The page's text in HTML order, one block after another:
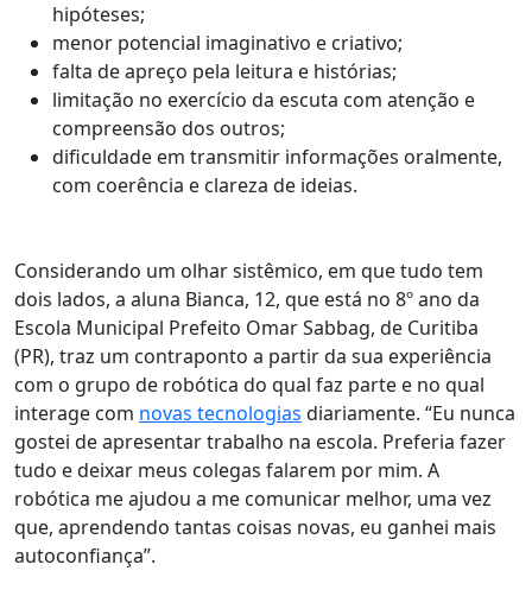
hipóteses;
menor potencial imaginativo e criativo;
falta de apreço pela leitura e histórias;
limitação no exercício da escuta com atenção e
compreensão dos outros;
dificuldade em transmitir informações oralmente,
com coerência e clareza de ideias.
Considerando um olhar sistêmico, em que tudo tem
dois lados, a aluna Bianca, 12, que está no 8º ano da
Escola Municipal Prefeito Omar Sabbag, de Curitiba
(PR), traz um contraponto a partir da sua experiência
com o grupo de robótica do qual faz parte e no qual
interage com novas tecnologias diariamente. “Eu nunca
gostei de apresentar trabalho na escola. Preferia fazer
tudo e deixar meus colegas falarem por mim. A
robótica me ajudou a me comunicar melhor, uma vez
que, aprendendo tantas coisas novas, eu ganhei mais
autoconfiança”.